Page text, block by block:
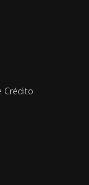
Crédito